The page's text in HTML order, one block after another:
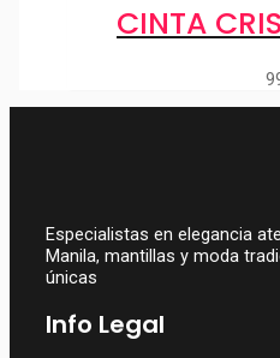
CINTA
Especialistas en elegancia
Manila, mantillas y moda
únicas
Info Legal